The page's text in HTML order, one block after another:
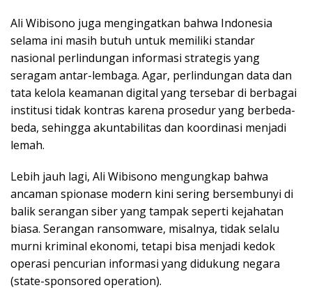
Ali Wibisono juga mengingatkan bahwa Indonesia
selama ini masih butuh untuk memiliki standar
nasional perlindungan informasi strategis yang
seragam antar-lembaga. Agar, perlindungan data dan
tata kelola keamanan digital yang tersebar di berbagai
institusi tidak kontras karena prosedur yang berbeda-
beda, sehingga akuntabilitas dan koordinasi menjadi
lemah.
Lebih jauh lagi, Ali Wibisono mengungkap bahwa
ancaman spionase modern kini sering bersembunyi di
balik serangan siber yang tampak seperti kejahatan
biasa. Serangan ransomware, misalnya, tidak selalu
murni kriminal ekonomi, tetapi bisa menjadi kedok
operasi pencurian informasi yang didukung negara
(state-sponsored operation).